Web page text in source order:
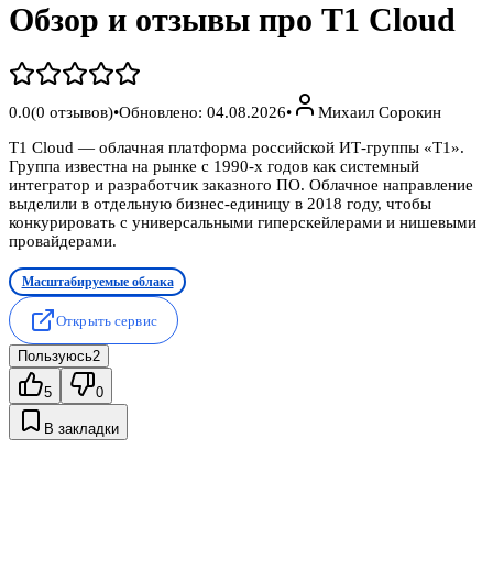
Обзор и отзывы про T1 Cloud
0.0(0 отзывов)•Обновлено: 04.08.2026•
Михаил Сорокин
T1 Cloud — облачная платформа российской ИТ-группы «Т1».
Группа известна на рынке с 1990-х годов как системный
интегратор и разработчик заказного ПО. Облачное направление
выделили в отдельную бизнес-единицу в 2018 году, чтобы
конкурировать с универсальными гиперскейлерами и нишевыми
провайдерами.
Масштабируемые облака
Открыть сервис
Пользуюсь2
5 0
В закладки